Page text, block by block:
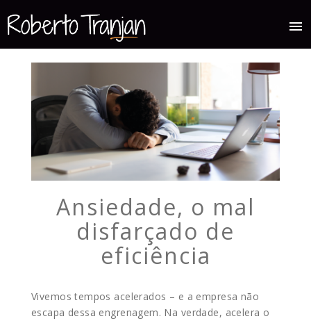
menu
Ansiedade, o mal
disfarçado de
eficiência
Vivemos tempos acelerados – e a empresa não
escapa dessa engrenagem. Na verdade, acelera o